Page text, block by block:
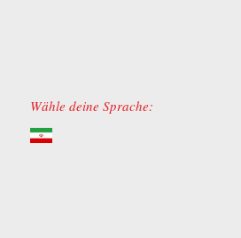
Wähle deine Sprache: